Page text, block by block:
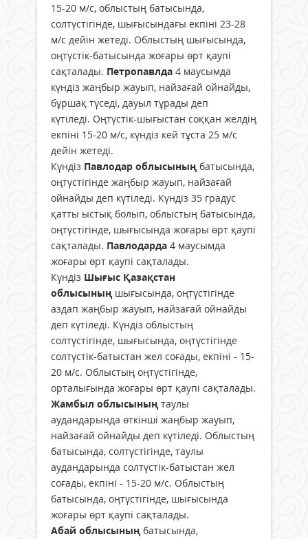
15-20 м/с, облыстың батысында,
солтүстігінде, шығысындағы екпіні 23-28
м/с дейін жетеді. Облыстың шығысында,
оңтүстік-батысында жоғары өрт қаупі
сақталады. Петропавлда 4 маусымда
күндіз жаңбыр жауып, найзағай ойнайды,
бұршақ түседі, дауыл тұрады деп
күтіледі. Оңтүстік-шығыстан соққан желдің
екпіні 15-20 м/с, күндіз кей тұста 25 м/с
дейін жетеді.
Күндіз Павлодар облысының батысында,
оңтүстігінде жаңбыр жауып, найзағай
ойнайды деп күтіледі. Күндіз 35 градус
қатты ыстық болып, облыстың батысында,
оңтүстігінде, шығысында жоғары өрт қаупі
сақталады. Павлодарда 4 маусымда
жоғары өрт қаупі сақталады.
Күндіз Шығыс Қазақстан
облысының шығысында, оңтүстігінде
аздап жаңбыр жауып, найзағай ойнайды
деп күтіледі. Күндіз облыстың
солтүстігінде, шығысында, оңтүстігінде
солтүстік-батыстан жел соғады, екпіні - 15-
20 м/с. Облыстың оңтүстігінде,
орталығында жоғары өрт қаупі сақталады.
Жамбыл облысының таулы
аудандарында өткінші жаңбыр жауып,
найзағай ойнайды деп күтіледі. Облыстың
батысында, солтүстігінде, таулы
аудандарында солтүстік-батыстан жел
соғады, екпіні - 15-20 м/с. Облыстың
батысында, оңтүстігінде, шығысында
жоғары өрт қаупі сақталады.
Абай облысының батысында,